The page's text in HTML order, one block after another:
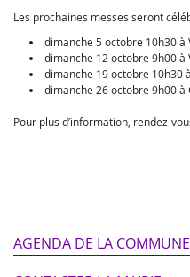
Les prochaines messes seront
dimanche 5 octobre 10h30 à
dimanche 12 octobre 9h00 à
dimanche 19 octobre 10h30
dimanche 26 octobre 9h00
Pour plus d’information, rendez-
AGENDA DE LA COMMUNE